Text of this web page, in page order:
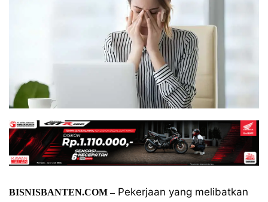
BISNISBANTEN.COM –Pekerjaan yang melibatkan